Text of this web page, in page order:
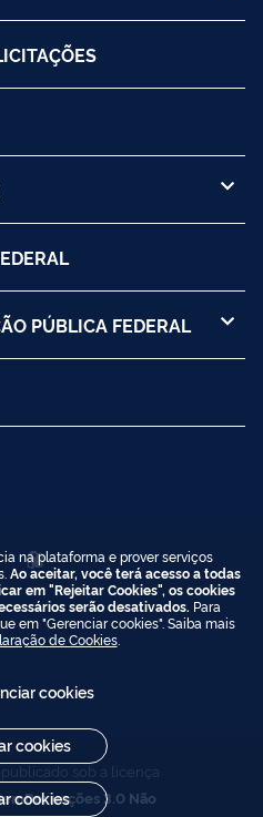
PÚBLICA FEDERAL
sob a licença
3.0 Não
na plataforma e prover serviços
Ao aceitar, você terá acesso a todas
em "Rejeitar Cookies", os cookies
serão desativados. Para
em "Gerenciar cookies". Saiba mais
de Cookies.
cookies
cookies
cookies